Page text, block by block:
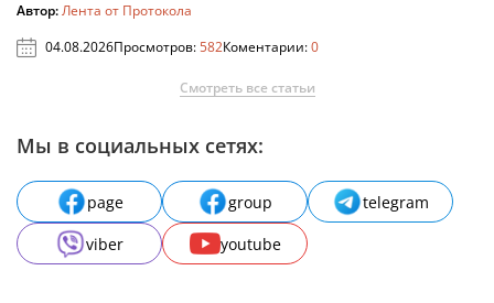
Автор:Лента от Протокола
04.08.2026Просмотров:582Коментарии:0
Смотреть все статьи
Мы в социальных сетях:
page group
telegram
viber
youtube